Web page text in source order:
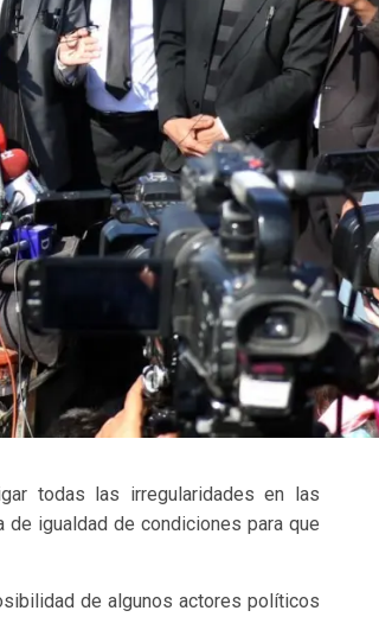
todas las irregularidades en las
igualdad de condiciones para que
de algunos actores políticos